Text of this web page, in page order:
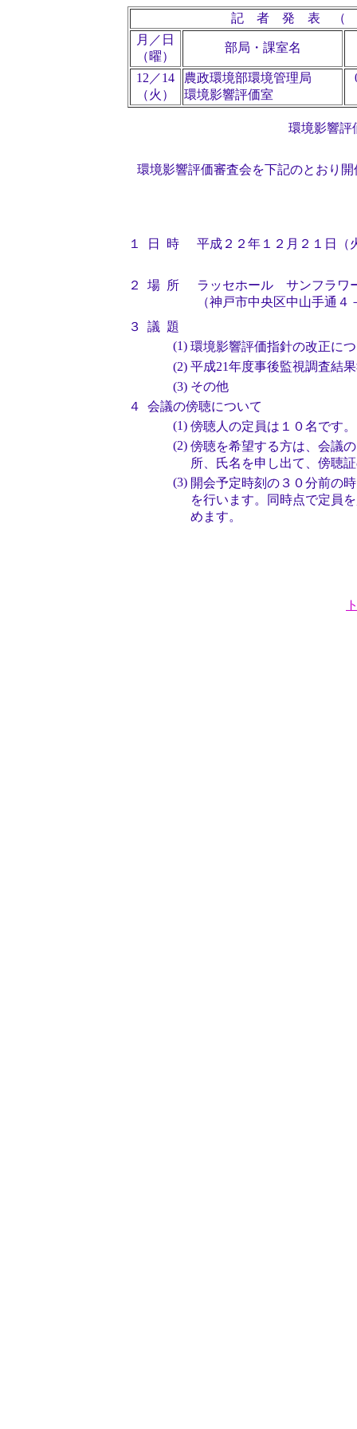
記 者 発 表
月／日
（曜）
部局・課室名
12／14
（火）
農政環境部環境管理局
環境影響評価室
環境影響評
環境影響評価審査会を下記のとおり開
１ 日 時 平成２２年１２月２１日（
２ 場 所
ラッセホール サンフラワ
（神戸市中央区中山手通
３
議 題
(1) 環境影響評価指針の改正に
(2) 平成21年度事後監視調査結
(3) その他
４
会議の傍聴について
(1) 傍聴人の定員は１０名です。
(2) 傍聴を希望する方は、会議
所、氏名を申し出て、傍聴
(3) 開会予定時刻の３０分前の
を行います。同時点で定員
めます。